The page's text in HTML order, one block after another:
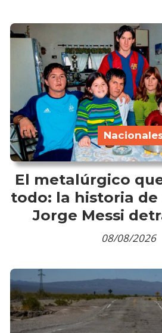
El metalúrgico
todo: la historia
Jorge Messi
08/08/2026